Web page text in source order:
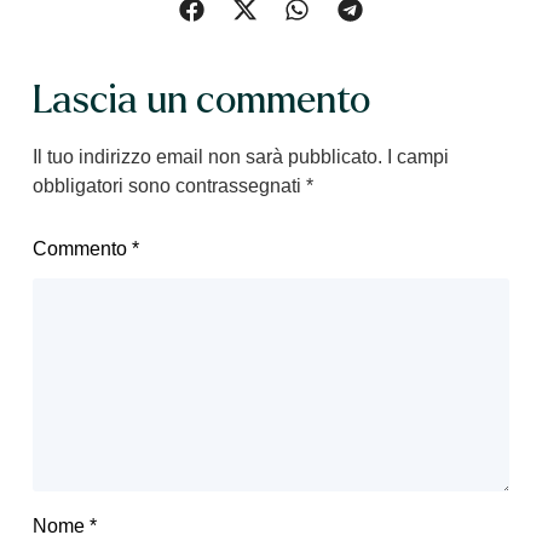
Lascia un commento
Il tuo indirizzo email non sarà pubblicato.
I campi
obbligatori sono contrassegnati *
Commento *
Nome *